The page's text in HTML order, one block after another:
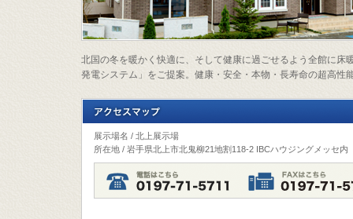
北国の冬を暖かく快適に、そして健康に過ごせるよう全館に
発電システム」をご提案。健康・安全・本物・長寿命の超高性
展示場名 / 北上展示場
所在地 / 岩手県北上市北鬼柳21地割118-2 IBCハウジングメッセ内